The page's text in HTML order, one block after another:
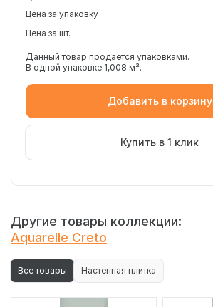
Цена за упаковку
Цена за шт.
Данный товар продается упаковками.
В одной упаковке 1,008 м².
Добавить в корзину
Купить в 1 клик
Другие товары коллекции:
Aquarelle Creto
Все товары Настенная плитка